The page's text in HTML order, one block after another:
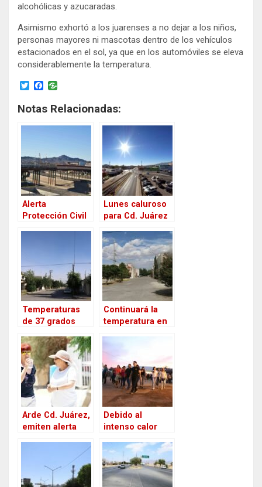
alcohólicas y azucaradas.
Asimismo exhortó a los juarenses a no dejar a los niños,
personas mayores ni mascotas dentro de los vehículos
estacionados en el sol, ya que en los automóviles se eleva
considerablemente la temperatura.
T
i
t
t
F
c
e
b
k
Notas Relacionadas:
Alerta
Protección Civil
Juárez
Lunes caluroso
para Cd. Juárez
temperatura de
32 grados
Celsius
Temperaturas
de 37 grados
registrarán hoy
en Cd. Juárez
Continuará la
temperatura en
Juárez
Arde Cd. Juárez,
emiten alerta
térmica de hasta
41 grados
Debido al
intenso calor
Protección Civil
recomendacione
s a visitantes de